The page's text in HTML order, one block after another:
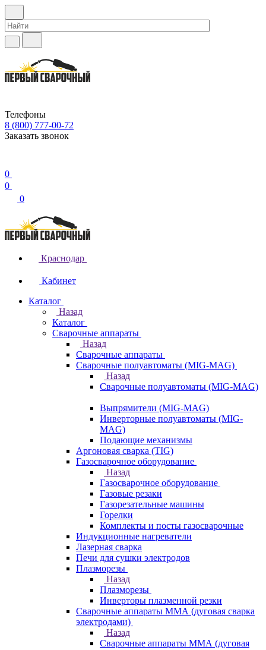
Телефоны
8 (800) 777-00-72
Заказать звонок
0
0
0
Краснодар
Кабинет
Каталог
Назад
Каталог
Сварочные аппараты
Назад
Сварочные аппараты
Сварочные полуавтоматы (MIG-MAG)
Назад
Сварочные полуавтоматы (MIG-MAG)
Выпрямители (MIG-MAG)
Инверторные полуавтоматы (MIG-
MAG)
Подающие механизмы
Аргоновая сварка (TIG)
Газосварочное оборудование
Назад
Газосварочное оборудование
Газовые резаки
Газорезательные машины
Горелки
Комплекты и посты газосварочные
Индукционные нагреватели
Лазерная сварка
Печи для сушки электродов
Плазморезы
Назад
Плазморезы
Инверторы плазменной резки
Сварочные аппараты ММА (дуговая сварка
электродами)
Назад
Сварочные аппараты ММА (дуговая